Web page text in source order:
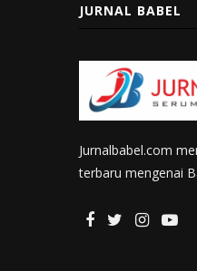
JURNAL BABEL
Jurnalbabel.com
terbaru mengenai